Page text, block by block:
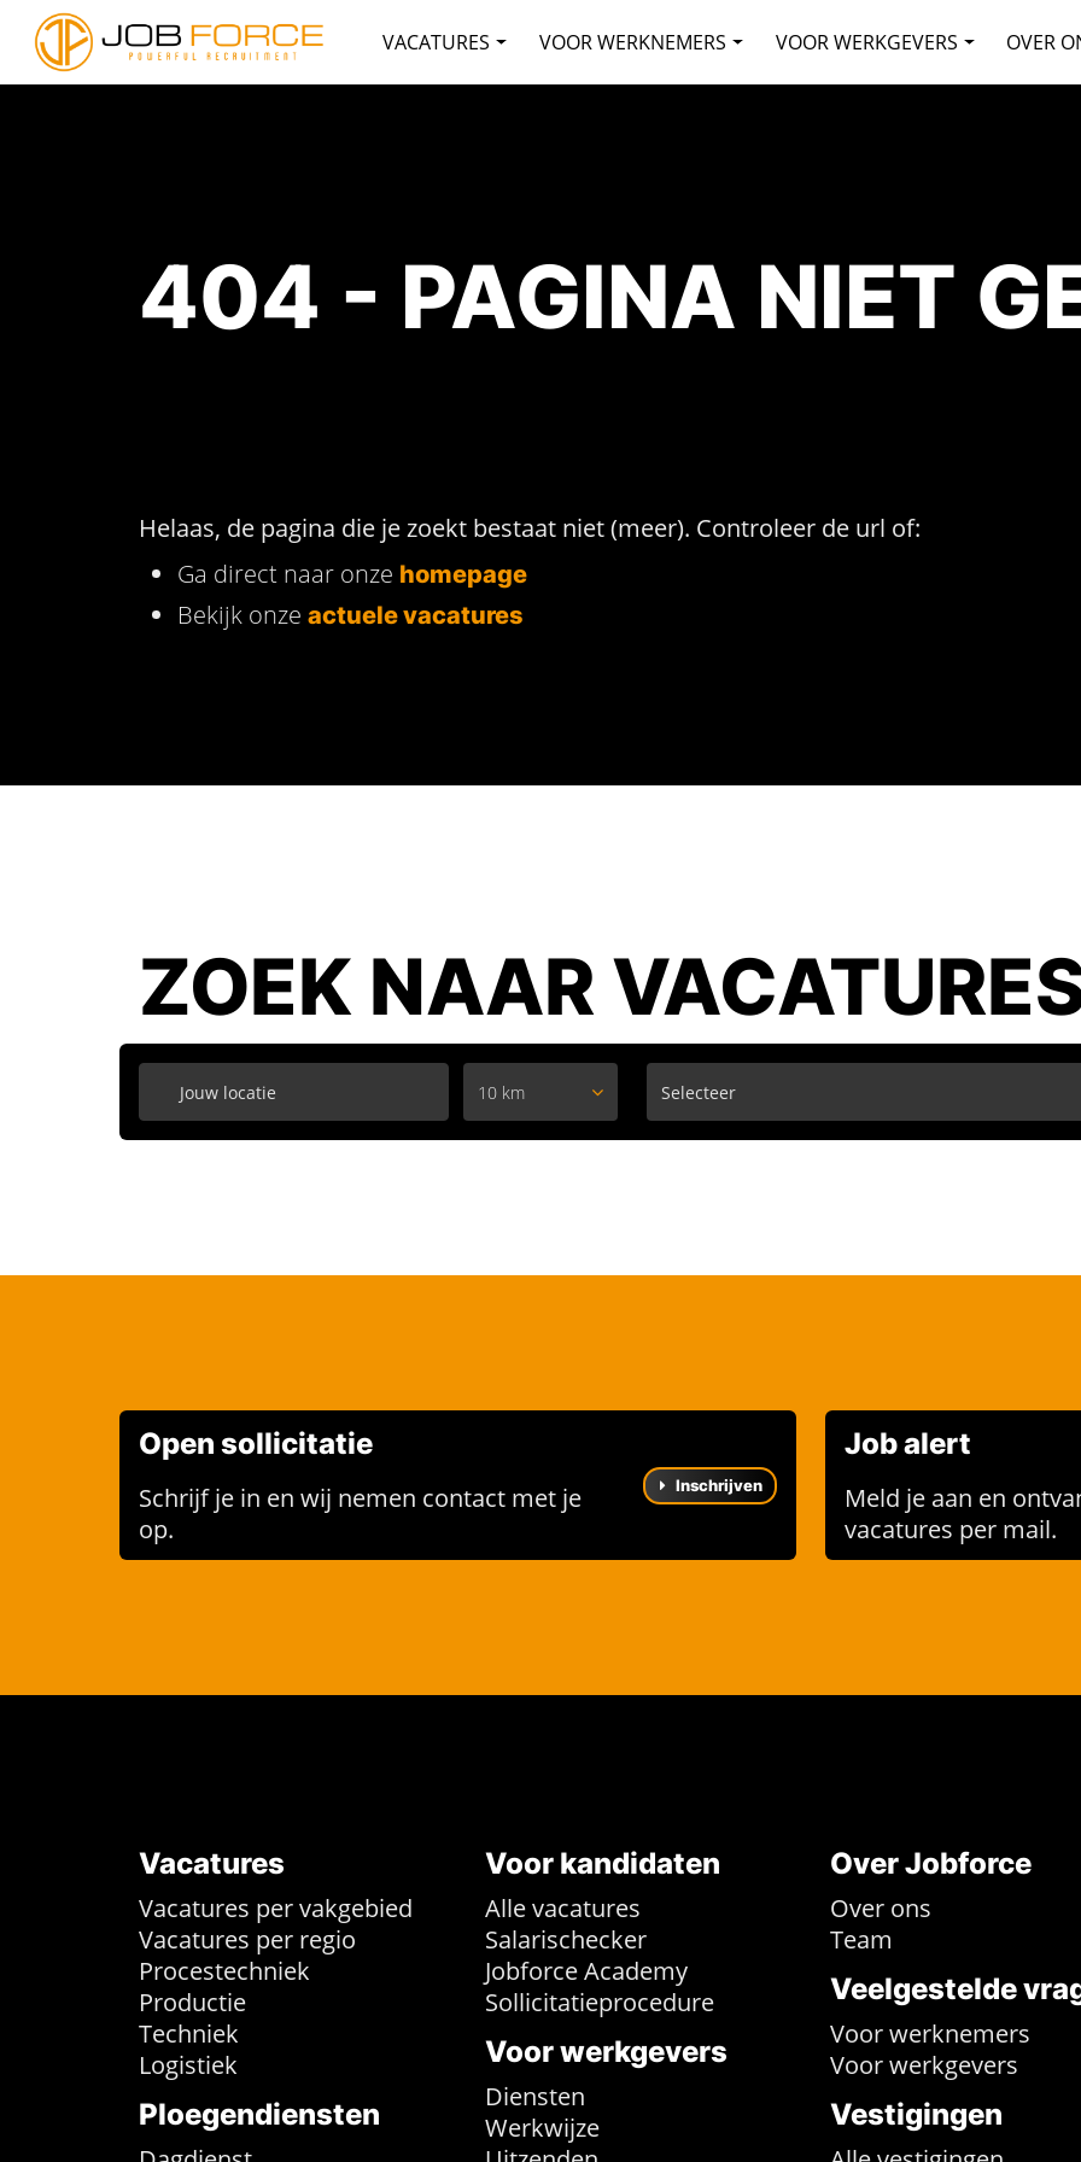
VACATURES VOOR WERKNEMERS VOOR WERKGEVERS OVER
404 - PAGINA NIET
Helaas, de pagina die je zoekt bestaat niet (meer). Controleer de url of:
Ga direct naar onze homepage
Bekijk onze actuele vacatures
ZOEK NAAR
10 km
Open sollicitatie
Schrijf je in en wij nemen contact met je
op.
Inschrijven
Job alert
Meld je aan en
vacatures per mail.
Vacatures
Vacatures per vakgebied
Vacatures per regio
Procestechniek
Productie
Techniek
Logistiek
Ploegendiensten
Voor kandidaten
Alle vacatures
Salarischecker
Jobforce Academy
Sollicitatieprocedure
Voor werkgevers
Diensten
Werkwijze
Over Jobforce
Over ons
Team
Veelgestelde
Voor werknemers
Voor werkgevers
Vestigingen